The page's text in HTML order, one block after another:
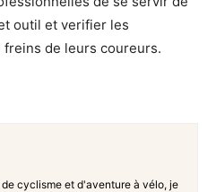
outil et verifier les
de leurs coureurs.
de cyclisme et d'aventure à vélo, je